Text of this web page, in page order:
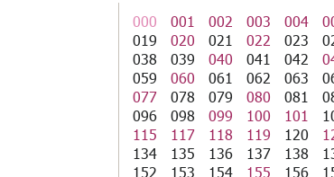
000
001 002 003 004
019
020 021 022 023
038
039 040 041 042
059
060 061 062 063
077
078 079 080 081
096
098 099 100 101
115
117 118 119 120
134
135 136 137 138
152
153 154 155 156